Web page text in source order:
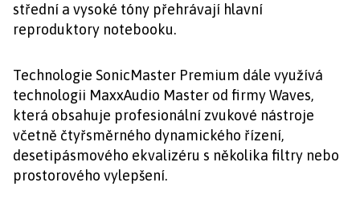
střední a vysoké tóny přehrávají hlavní
reproduktory notebooku.
Technologie SonicMaster Premium dále využívá
technologii MaxxAudio Master od firmy Waves,
která obsahuje profesionální zvukové nástroje
včetně čtyřsměrného dynamického řízení,
desetipásmového ekvalizéru s několika filtry nebo
prostorového vylepšení.